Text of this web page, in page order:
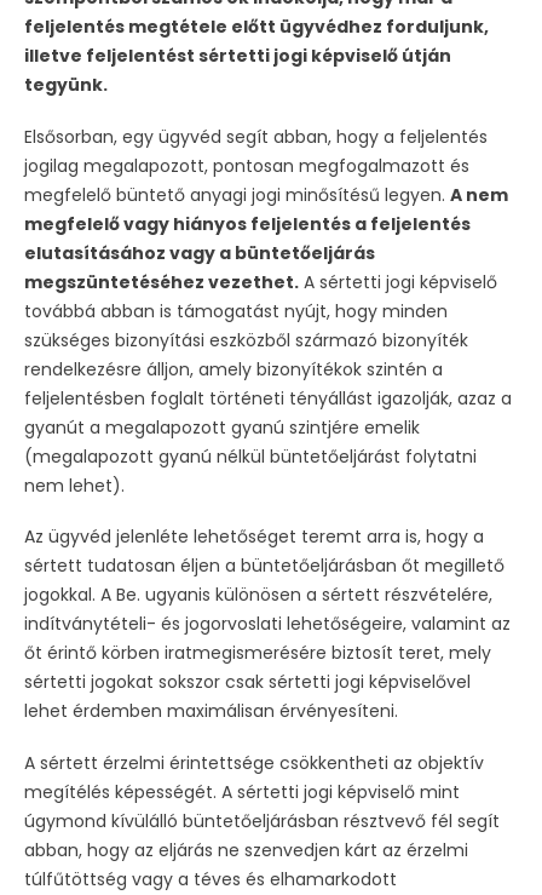
feljelentés megtétele előtt ügyvédhez forduljunk,
illetve feljelentést sértetti jogi képviselő útján
tegyünk.
Elsősorban, egy ügyvéd segít abban, hogy a feljelentés
jogilag megalapozott, pontosan megfogalmazott és
megfelelő büntető anyagi jogi minősítésű legyen. A nem
megfelelő vagy hiányos feljelentés a feljelentés
elutasításához vagy a büntetőeljárás
megszüntetéséhez vezethet. A sértetti jogi képviselő
továbbá abban is támogatást nyújt, hogy minden
szükséges bizonyítási eszközből származó bizonyíték
rendelkezésre álljon, amely bizonyítékok szintén a
feljelentésben foglalt történeti tényállást igazolják, azaz a
gyanút a megalapozott gyanú szintjére emelik
(megalapozott gyanú nélkül büntetőeljárást folytatni
nem lehet).
Az ügyvéd jelenléte lehetőséget teremt arra is, hogy a
sértett tudatosan éljen a büntetőeljárásban őt megillető
jogokkal. A Be. ugyanis különösen a sértett részvételére,
indítványtételi- és jogorvoslati lehetőségeire, valamint az
őt érintő körben iratmegismerésére biztosít teret, mely
sértetti jogokat sokszor csak sértetti jogi képviselővel
lehet érdemben maximálisan érvényesíteni.
A sértett érzelmi érintettsége csökkentheti az objektív
megítélés képességét. A sértetti jogi képviselő mint
úgymond kívülálló büntetőeljárásban résztvevő fél segít
abban, hogy az eljárás ne szenvedjen kárt az érzelmi
túlfűtöttség vagy a téves és elhamarkodott